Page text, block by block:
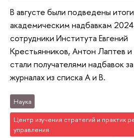
В августе были подведены
академическим надбавкам
сотрудники Института Евгений
Крестьянников, Антон Лаптев
стали получателями надбавок
журналах из списка А и В.
Наука
Центр изучения стратегий и практик
управления